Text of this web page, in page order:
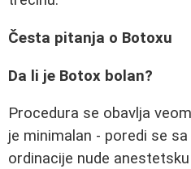
Česta pitanja o Botoxu
Da li je Botox bolan?
Procedura se obavlja
je minimalan - poredi se
ordinacije nude